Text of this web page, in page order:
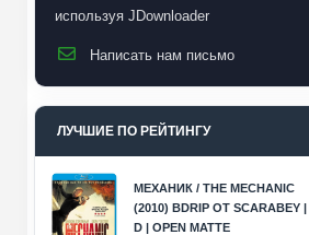
используя JDownloader
Написать нам письмо
ЛУЧШИЕ ПО РЕЙТИНГУ
МЕХАНИК / THE MECHANIC
(2010) BDRIP ОТ SCARABEY |
D | OPEN MATTE